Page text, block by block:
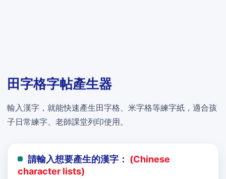
田字格字帖產生器
輸入漢字，就能快速產生田字格、米字格等練字紙，適合孩
子日常練字、老師課堂列印使用。
請輸入想要產生的漢字： (Chinese
character lists)